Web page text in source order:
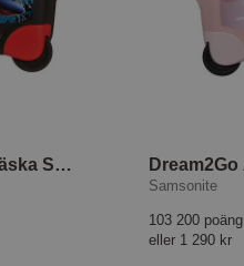
Dream2Go Åkbar Resväska Spiderman Mystery
Samsonite
103 200 poäng
eller 1 290 kr